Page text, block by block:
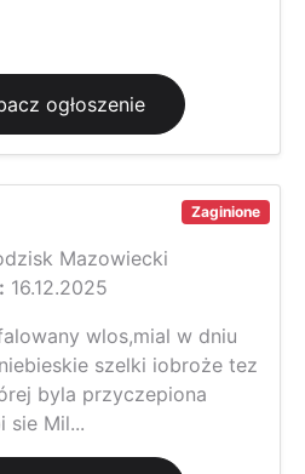
ogłoszenie
Zaginione
Mazowiecki
16.12.2025
wlos,mial w dniu
szelki iobroże tez
byla przyczepiona
sie Mil...